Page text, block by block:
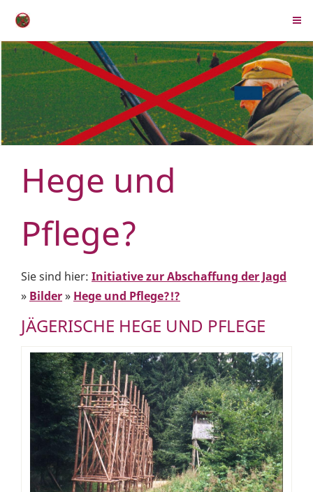
Hege und
Pflege?
Sie sind hier: Initiative zur Abschaffung der Jagd
» Bilder» Hege und Pflege?!?
JÄGERISCHE HEGE UND PFLEGE